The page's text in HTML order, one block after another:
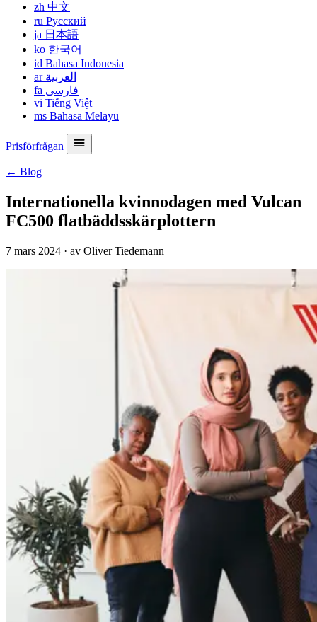
zh 中文
ru Русский
ja 日本語
ko 한국어
id Bahasa Indonesia
ar العربية
fa فارسی
vi Tiếng Việt
ms Bahasa Melayu
Prisförfrågan
← Blog
Internationella kvinnodagen med Vulcan
FC500 flatbäddsskärplottern
7 mars 2024 · av Oliver Tiedemann